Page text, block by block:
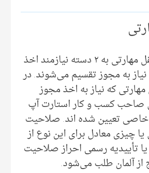
در آلمان مشاغل مهارتی به ۲ دسته نیازمند اخذ
به مجوز تقسیم می‌‌شوند. در
شغل مهارتی که نیاز به اخذ مجوز
صاحب کسب و کار استارت آپ
تعیین شده اند. صلاحیت
چیزی معادل برای این نوع از
تأییدیه رسمی‌ احراز صلاحیت
از آلمان طلب می‌‌شود.